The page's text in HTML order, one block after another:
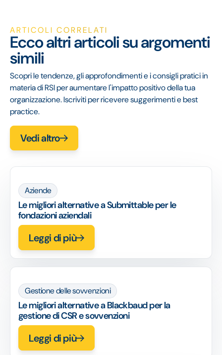
ARTICOLI CORRELATI
Ecco altri articoli su argomenti
simili
Scopri le tendenze, gli approfondimenti e i consigli pratici in
materia di RSI per aumentare l'impatto positivo della tua
organizzazione. Iscriviti per ricevere suggerimenti e best
practice.
Vedi altro
Aziende
Le migliori alternative a Submittable per le
fondazioni aziendali
Leggi di più
Gestione delle sovvenzioni
Le migliori alternative a Blackbaud per la
gestione di CSR e sovvenzioni
Leggi di più